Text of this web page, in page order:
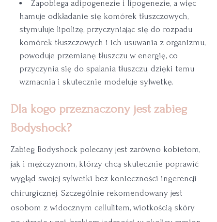
Zapobiega adipogenezie i lipogenezie, a więc
hamuje odkładanie się komórek tłuszczowych,
stymuluje lipolizę, przyczyniając się do rozpadu
komórek tłuszczowych i ich usuwania z organizmu,
powoduje przemianę tłuszczu w energię, co
przyczynia się do spalania tłuszczu, dzięki temu
wzmacnia i skutecznie modeluje sylwetkę.
Dla kogo przeznaczony jest zabieg
Bodyshock?
Zabieg Bodyshock polecany jest zarówno kobietom,
jak i mężczyznom, którzy chcą skutecznie poprawić
wygląd swojej sylwetki bez konieczności ingerencji
chirurgicznej. Szczególnie rekomendowany jest
osobom z widocznym cellulitem, wiotkością skóry